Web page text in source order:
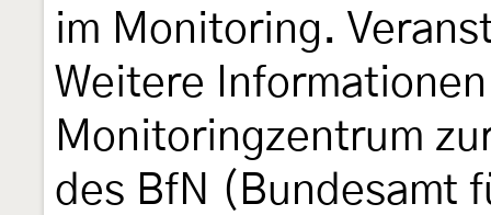
im Monitoring.
Weitere
Monitoringzentrum
des BfN (Bundesamt